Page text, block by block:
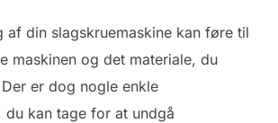
af din slagskruemaskine kan føre til
maskinen og det materiale, du
er dog nogle enkle
du kan tage for at undgå